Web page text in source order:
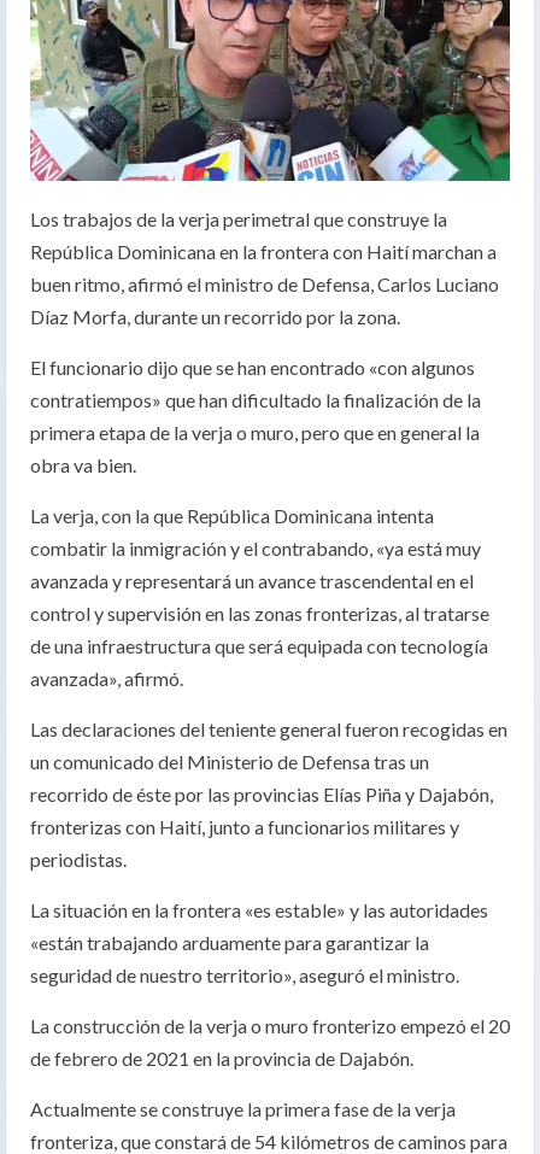
Los trabajos de la verja perimetral que construye la
República Dominicana en la frontera con Haití marchan a
buen ritmo, afirmó el ministro de Defensa, Carlos Luciano
Díaz Morfa, durante un recorrido por la zona.
El funcionario dijo que se han encontrado «con algunos
contratiempos» que han dificultado la finalización de la
primera etapa de la verja o muro, pero que en general la
obra va bien.
La verja, con la que República Dominicana intenta
combatir la inmigración y el contrabando, «ya está muy
avanzada y representará un avance trascendental en el
control y supervisión en las zonas fronterizas, al tratarse
de una infraestructura que será equipada con tecnología
avanzada», afirmó.
Las declaraciones del teniente general fueron recogidas en
un comunicado del Ministerio de Defensa tras un
recorrido de éste por las provincias Elías Piña y Dajabón,
fronterizas con Haití, junto a funcionarios militares y
periodistas.
La situación en la frontera «es estable» y las autoridades
«están trabajando arduamente para garantizar la
seguridad de nuestro territorio», aseguró el ministro.
La construcción de la verja o muro fronterizo empezó el 20
de febrero de 2021 en la provincia de Dajabón.
Actualmente se construye la primera fase de la verja
fronteriza, que constará de 54 kilómetros de caminos para